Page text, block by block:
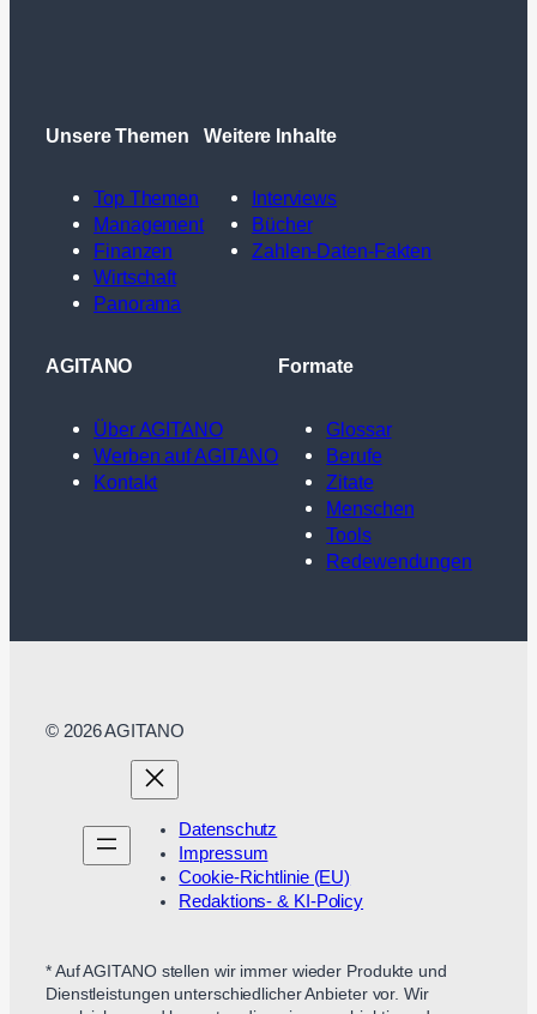
Unsere Themen
Top Themen
Management
Finanzen
Wirtschaft
Panorama
Weitere Inhalte
Interviews
Bücher
Zahlen-Daten-Fakten
AGITANO
Über AGITANO
Werben auf AGITANO
Kontakt
Formate
Glossar
Berufe
Zitate
Menschen
Tools
Redewendungen
© 2026 AGITANO
Datenschutz
Impressum
Cookie-Richtlinie (EU)
Redaktions- & KI-Policy
* Auf AGITANO stellen wir immer wieder Produkte und
Dienstleistungen unterschiedlicher Anbieter vor. Wir